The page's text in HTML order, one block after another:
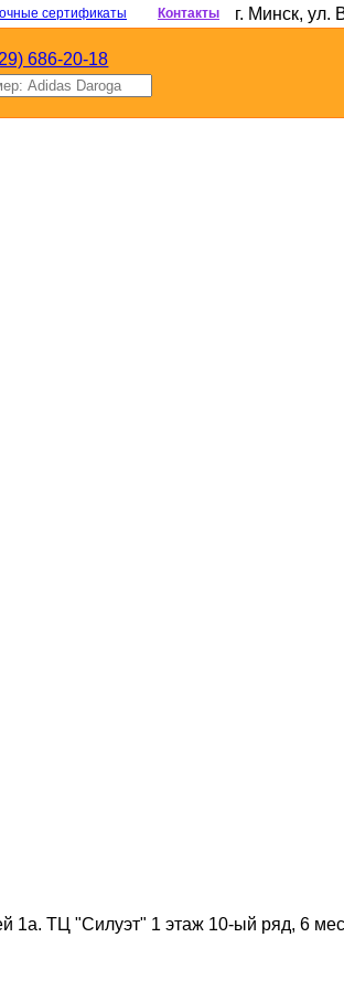
сертификаты Контакты г. Минск, ул.
686-20-18
1а. ТЦ "Силуэт" 1 этаж 10-ый ряд, 6